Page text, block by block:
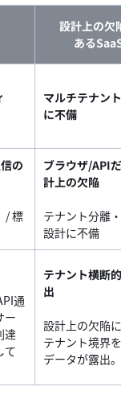
設計上の欠
ある
マルチテナン
に不備
の
/ 標
ブラウザ/API
計上の欠陥
テナント分離
設計に不備
通
ー
達
て
テナント横断
出
設計上の欠陥
テナント境界
データが露出